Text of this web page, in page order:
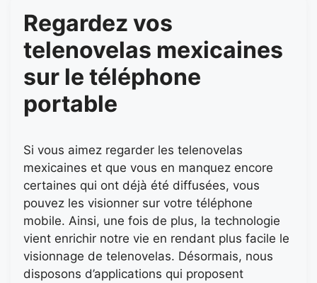
Regardez vos
telenovelas mexicaines
sur le téléphone
portable
Si vous aimez regarder les telenovelas
mexicaines et que vous en manquez encore
certaines qui ont déjà été diffusées, vous
pouvez les visionner sur votre téléphone
mobile. Ainsi, une fois de plus, la technologie
vient enrichir notre vie en rendant plus facile le
visionnage de telenovelas. Désormais, nous
disposons d’applications qui proposent